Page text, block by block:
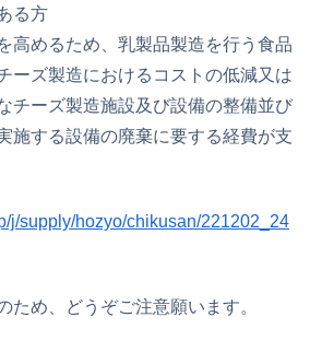
る方
高めるため、乳製品製造を行う食品
ーズ製造におけるコストの低減又は
チーズ製造施設及び設備の整備並び
施する設備の廃棄に要する経費が支
j/supply/hozyo/chikusan/221202_24
ため、どうぞご注意願います。